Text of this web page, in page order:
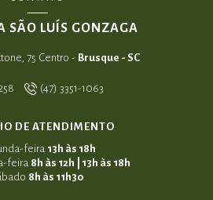
SÃO LUÍS GONZAGA
75 Centro - Brusque - SC
(47) 3351-1063
DE ATENDIMENTO
feira 13h às 18h
feira 8h às 12h | 13h às 18h
8h às 11h30